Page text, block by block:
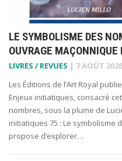
LE SYMBOLISME DES
OUVRAGE
LIVRES / REVUES | 7 AOÛT 2026
Les Éditions de l’Art Royal
Enjeux initiatiques, consacré
nombres, sous la plume de
initiatiques 75 : Le symbolisme
propose d’explorer…